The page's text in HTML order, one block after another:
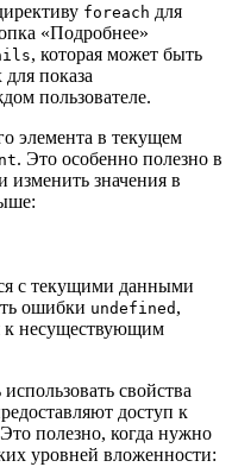
foreach для
«Подробнее»
, которая может быть
показа
пользователе.
элемента в текущем
. Это особенно полезно в
изменить значения в
с текущими данными
ошибки undefined ,
к несуществующим
свойства
доступ к
полезно, когда нужно
уровней вложенности: